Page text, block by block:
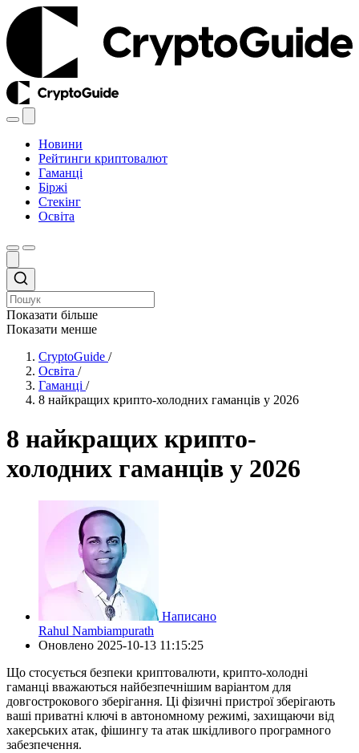
Новини
Рейтинги криптовалют
Гаманці
Біржі
Стекінг
Освіта
Показати більше
Показати менше
CryptoGuide /
Освіта /
Гаманці /
8 найкращих крипто-холодних гаманців у 2026
8 найкращих крипто-
холодних гаманців у 2026
Написано
Rahul Nambiampurath
Оновлено 2025-10-13 11:15:25
Що стосується безпеки криптовалюти, крипто-холодні
гаманці вважаються найбезпечнішим варіантом для
довгострокового зберігання. Ці фізичні пристрої зберігають
ваші приватні ключі в автономному режимі, захищаючи від
хакерських атак, фішингу та атак шкідливого програмного
забезпечення.